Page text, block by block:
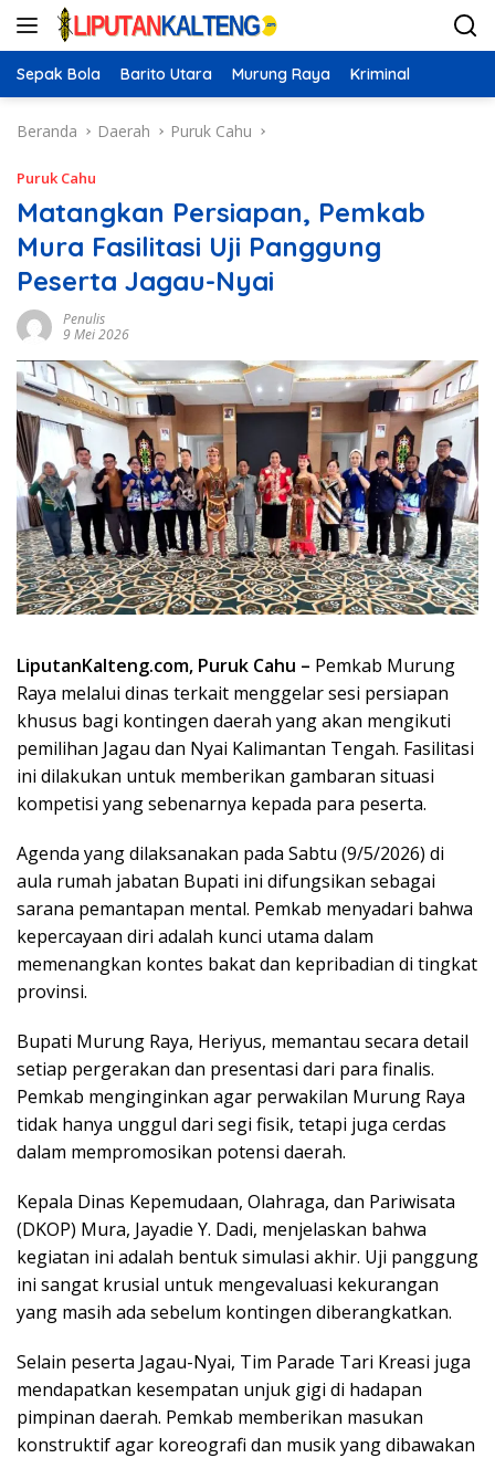
Langsung
Sepak Bola Barito Utara Murung Raya Kriminal
Beranda Daerah Puruk Cahu
Puruk Cahu
Matangkan Persiapan, Pemkab
Mura Fasilitasi Uji Panggung
Peserta Jagau-Nyai
Penulis
9 Mei 2026
LiputanKalteng.com, Puruk Cahu – Pemkab Murung
Raya melalui dinas terkait menggelar sesi persiapan
khusus bagi kontingen daerah yang akan mengikuti
pemilihan Jagau dan Nyai Kalimantan Tengah. Fasilitasi
ini dilakukan untuk memberikan gambaran situasi
kompetisi yang sebenarnya kepada para peserta.
Agenda yang dilaksanakan pada Sabtu (9/5/2026) di
aula rumah jabatan Bupati ini difungsikan sebagai
sarana pemantapan mental. Pemkab menyadari bahwa
kepercayaan diri adalah kunci utama dalam
memenangkan kontes bakat dan kepribadian di tingkat
provinsi.
Bupati Murung Raya, Heriyus, memantau secara detail
setiap pergerakan dan presentasi dari para finalis.
Pemkab menginginkan agar perwakilan Murung Raya
tidak hanya unggul dari segi fisik, tetapi juga cerdas
dalam mempromosikan potensi daerah.
Kepala Dinas Kepemudaan, Olahraga, dan Pariwisata
(DKOP) Mura, Jayadie Y. Dadi, menjelaskan bahwa
kegiatan ini adalah bentuk simulasi akhir. Uji panggung
ini sangat krusial untuk mengevaluasi kekurangan
yang masih ada sebelum kontingen diberangkatkan.
Selain peserta Jagau-Nyai, Tim Parade Tari Kreasi juga
mendapatkan kesempatan unjuk gigi di hadapan
pimpinan daerah. Pemkab memberikan masukan
konstruktif agar koreografi dan musik yang dibawakan